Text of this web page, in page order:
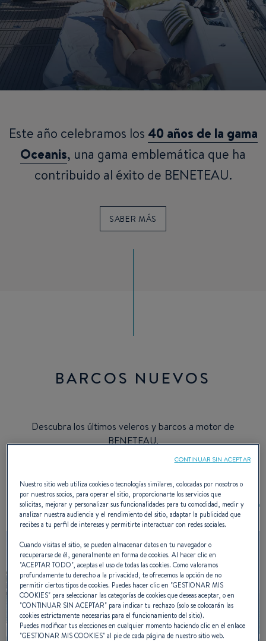
Este año celebramos los 40 años de la gama
Oceanis, una gama emblemática que ha
contribuido al éxito de BENETEAU.
SABER MÁS
BARCOS NUEVOS
Descubra los últimos veleros y barcos a motor de
BENETEAU.
Nuestro sitio web utiliza cookies o tecnologías similares, colocadas por nosotros o
por nuestros socios, para operar el sitio, proporcionarte los servicios que
solicitas, mejorar y personalizar sus funcionalidades para tu comodidad, medir y
analizar nuestra audiencia y el rendimiento del sitio, adaptar la publicidad que
recibes a tu perfil de intereses y permitirte interactuar con redes sociales.
Cuando visitas el sitio, se pueden almacenar datos en tu navegador o
recuperarse de él, generalmente en forma de cookies. Al hacer clic en
"ACEPTAR TODO", aceptas el uso de todas las cookies. Como valoramos
profundamente tu derecho a la privacidad, te ofrecemos la opción de no
permitir ciertos tipos de cookies. Puedes hacer clic en "GESTIONAR MIS
COOKIES" para seleccionar las categorías de cookies que deseas aceptar, o en
"CONTINUAR SIN ACEPTAR" para indicar tu rechazo (solo se colocarán las
cookies estrictamente necesarias para el funcionamiento del sitio).
Puedes modificar tus elecciones en cualquier momento haciendo clic en el enlace
"GESTIONAR MIS COOKIES" al pie de cada página de nuestro sitio web.
CONTINUAR SIN ACEPTAR